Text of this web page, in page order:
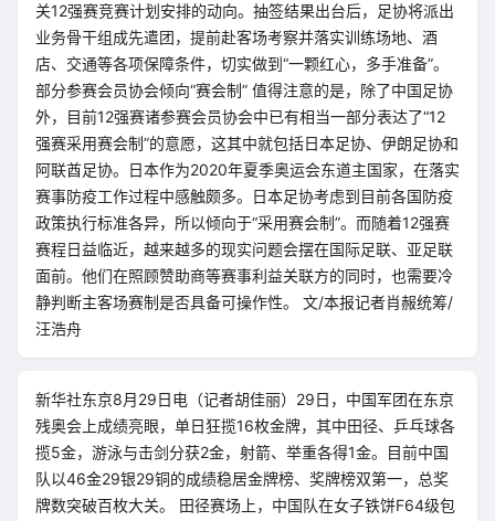
关12强赛竞赛计划安排的动向。抽签结果出台后，足协将派出
业务骨干组成先遣团，提前赴客场考察并落实训练场地、酒
店、交通等各项保障条件，切实做到“一颗红心，多手准备”。
部分参赛会员协会倾向“赛会制” 值得注意的是，除了中国足协
外，目前12强赛诸参赛会员协会中已有相当一部分表达了“12
强赛采用赛会制”的意愿，这其中就包括日本足协、伊朗足协和
阿联酋足协。日本作为2020年夏季奥运会东道主国家，在落实
赛事防疫工作过程中感触颇多。日本足协考虑到目前各国防疫
政策执行标准各异，所以倾向于“采用赛会制”。而随着12强赛
赛程日益临近，越来越多的现实问题会摆在国际足联、亚足联
面前。他们在照顾赞助商等赛事利益关联方的同时，也需要冷
静判断主客场赛制是否具备可操作性。 文/本报记者肖赧统筹/
汪浩舟
新华社东京8月29日电（记者胡佳丽）29日，中国军团在东京
残奥会上成绩亮眼，单日狂揽16枚金牌，其中田径、乒乓球各
揽5金，游泳与击剑分获2金，射箭、举重各得1金。目前中国
队以46金29银29铜的成绩稳居金牌榜、奖牌榜双第一，总奖
牌数突破百枚大关。 田径赛场上，中国队在女子铁饼F64级包